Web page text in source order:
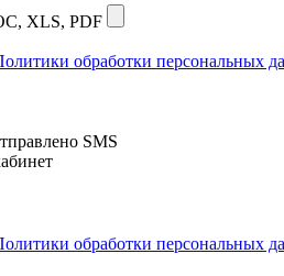
XLS, PDF
обработки персональных
SMS
обработки персональных